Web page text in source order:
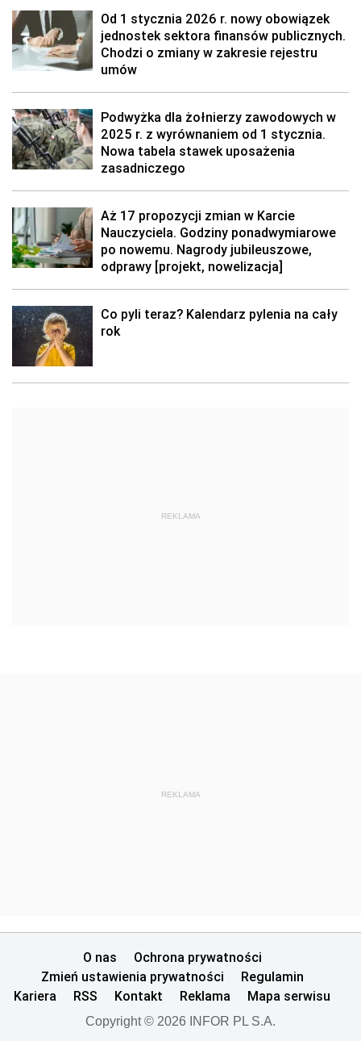
Od 1 stycznia 2026 r. nowy obowiązek
jednostek sektora finansów publicznych.
Chodzi o zmiany w zakresie rejestru
umów
Podwyżka dla żołnierzy zawodowych w
2025 r. z wyrównaniem od 1 stycznia.
Nowa tabela stawek uposażenia
zasadniczego
Aż 17 propozycji zmian w Karcie
Nauczyciela. Godziny ponadwymiarowe
po nowemu. Nagrody jubileuszowe,
odprawy [projekt, nowelizacja]
Co pyli teraz? Kalendarz pylenia na cały
rok
REKLAMA
REKLAMA
O nas
Ochrona prywatności
Zmień ustawienia prywatności
Regulamin
Kariera
RSS Kontakt Reklama Mapa serwisu
Copyright © 2026 INFOR PL S.A.